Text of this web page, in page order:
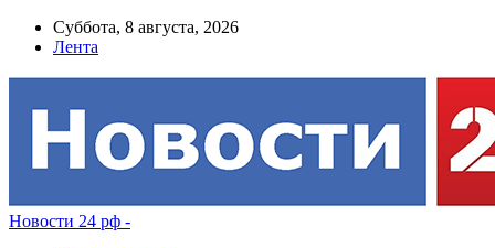
Суббота, 8 августа, 2026
Лента
Новости 24 рф -